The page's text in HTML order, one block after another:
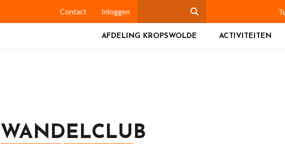
Contact Inloggen
AFDELING KROPSWOLDE ACTIVITEITEN
WANDELCLUB